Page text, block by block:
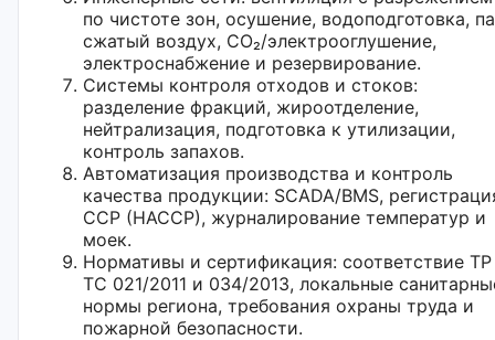
по чистоте зон, осушение, водоподготовка,
сжатый воздух, CO₂/электрооглушение,
электроснабжение и резервирование.
Системы контроля отходов и стоков:
разделение фракций, жироотделение,
нейтрализация, подготовка к утилизации,
контроль запахов.
Автоматизация производства и контроль
качества продукции: SCADA/BMS,
CCP (HACCP), журналирование температур и
моек.
Нормативы и сертификация: соответствие ТР
ТС 021/2011 и 034/2013, локальные
нормы региона, требования охраны труда и
пожарной безопасности.